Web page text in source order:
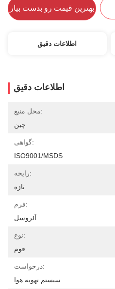
بهترین قیمت رو بدست بیار
اطلاعات دقیق
اطلاعات دقیق
محل منبع:
چین
گواهی:
ISO9001/MSDS
رایحه:
تازه
فرم:
آئروسل
نوع:
فوم
درخواست:
سیستم تهویه هوا